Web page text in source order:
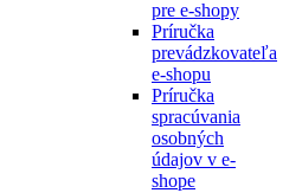
pre e-shopy
Príručka
prevádzkovateľa
e-shopu
Príručka
spracúvania
osobných
údajov v e-
shope